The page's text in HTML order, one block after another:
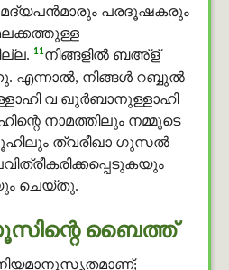
പരദൂഷകരും
11നിങ്ങളില്‍ ബഅ്ള്
എന്നാല്‍, നിങ്ങള്‍ റബ്ബുൽ
വ ഖുർബാനുള്ളാഹി
നാമത്തിലും നമ്മുടെ
ത്വരീഖാ ഗുസൽ
ചെയ്തു.
ബൈത്ത്